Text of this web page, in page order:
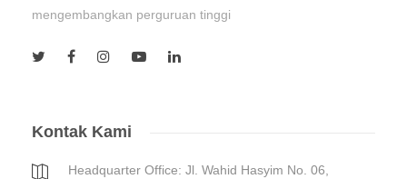
mengembangkan perguruan tinggi
Kontak Kami
Headquarter Office: Jl. Wahid Hasyim No. 06,